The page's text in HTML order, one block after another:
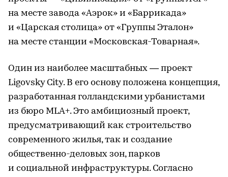
на месте завода «Аэрок» и «Баррикада»
и «Царская столица» от «Группы Эталон»
на месте станции «Московская-Товарная».
Один из наиболее масштабных — проект
Ligovsky City. В его основу положена концепция,
разработанная голландскими урбанистами
из бюро MLA+. Это амбициозный проект,
предусматривающий как строительство
современного жилья, так и создание
общественно-деловых зон, парков
и социальной инфраструктуры. Согласно